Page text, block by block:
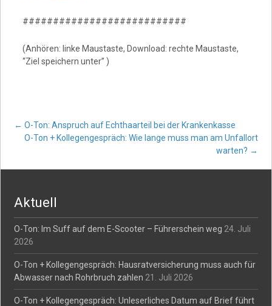
###########################
(Anhören: linke Maustaste, Download: rechte Maustaste,
“Ziel speichern unter” )
Post
navigation
← O-Ton: Anspruch auf Echthaarteil bei der Krankenkasse
O-Ton + Kollegengespräch: Wie lange muss man am Unfallort
warten? →
Aktuell
O-Ton: Im Suff auf dem E-Scooter – Führerschein weg 24. Juli
2026
O-Ton + Kollegengespräch: Hausratversicherung muss auch für
Abwasser nach Rohrbruch zahlen 21. Juli 2026
O-Ton + Kollegengespräch: Unleserliches Datum auf Brief führt